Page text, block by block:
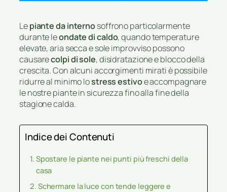
Lepiante da internosoffrono particolarmente
durante leondate di caldo, quando temperature
elevate, aria secca e sole improvviso possono
causarecolpi di sole, disidratazione e blocco della
crescita. Con alcuni accorgimenti mirati è possibile
ridurre al minimo lostress estivoe accompagnare
le nostre piante in sicurezza fino alla fine della
stagione calda.
Indice dei Contenuti
Spostare le piante nei punti più freschi della
casa
Schermare la luce con tende leggere e